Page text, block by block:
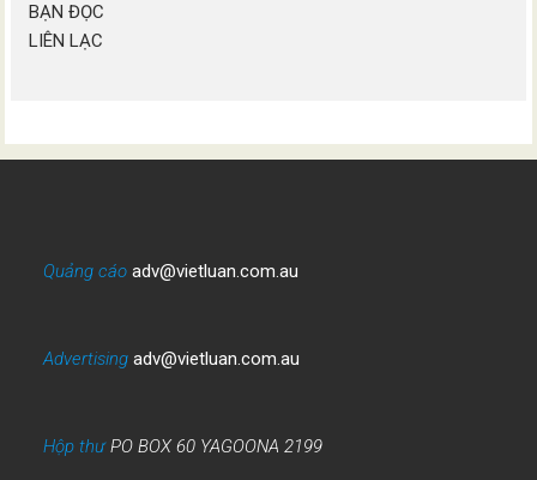
BẠN ĐỌC
LIÊN LẠC
Quảng cáo adv@vietluan.com.au
Advertising adv@vietluan.com.au
Hộp thưPO BOX 60 YAGOONA 2199